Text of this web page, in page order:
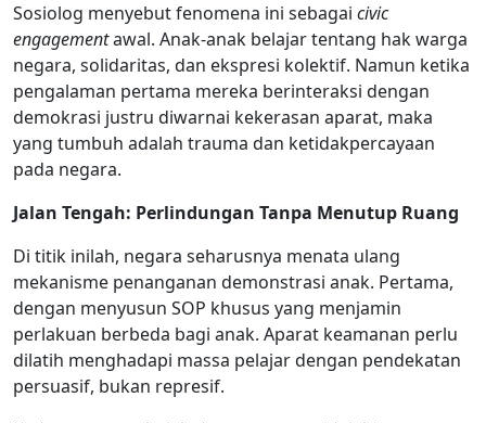
Sosiolog menyebut fenomena ini sebagai civic
engagementawal. Anak-anak belajar tentang hak warga
negara, solidaritas, dan ekspresi kolektif. Namun ketika
pengalaman pertama mereka berinteraksi dengan
demokrasi justru diwarnai kekerasan aparat, maka
yang tumbuh adalah trauma dan ketidakpercayaan
pada negara.
Jalan Tengah: Perlindungan Tanpa Menutup Ruang
Di titik inilah, negara seharusnya menata ulang
mekanisme penanganan demonstrasi anak. Pertama,
dengan menyusun SOP khusus yang menjamin
perlakuan berbeda bagi anak. Aparat keamanan perlu
dilatih menghadapi massa pelajar dengan pendekatan
persuasif, bukan represif.